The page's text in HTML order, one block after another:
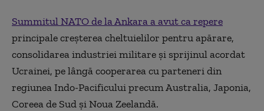
Summitul NATO de la Ankara a avut ca repere
principale creşterea cheltuielilor pentru apărare,
consolidarea industriei militare şi sprijinul acordat
Ucrainei, pe lângă cooperarea cu parteneri din
regiunea Indo-Pacificului precum Australia, Japonia,
Coreea de Sud şi Noua Zeelandă.